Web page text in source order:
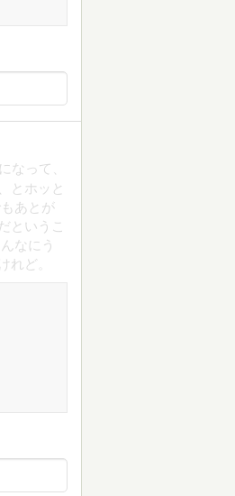
なって、
とホッと
あとが
というこ
なにう
れど。